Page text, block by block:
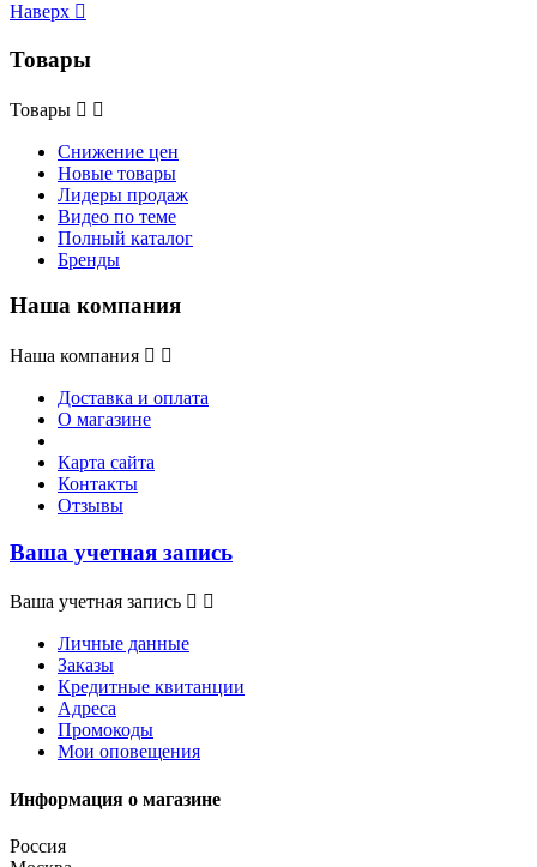
Наверх 
Товары
Товары  
Снижение цен
Новые товары
Лидеры продаж
Видео по теме
Полный каталог
Бренды
Наша компания
Наша компания  
Доставка и оплата
О магазине
Карта сайта
Контакты
Отзывы
Ваша учетная запись
Ваша учетная запись  
Личные данные
Заказы
Кредитные квитанции
Адреса
Промокоды
Мои оповещения
Информация о магазине
Россия